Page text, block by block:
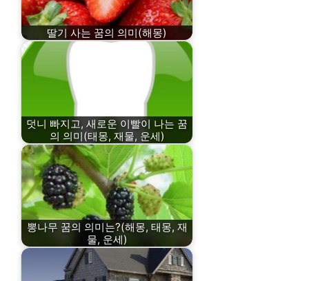
딸기 사는 꿈의 의미(해몽)
덧니 빠지고, 새로운 이빨이 나는 꿈
의 의미(태몽, 재물, 운세)
뽕나무 꿈의 의미는?(해몽, 태몽, 재
물, 운세)